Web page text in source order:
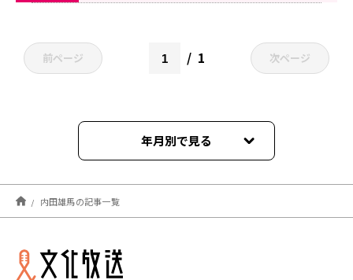
前ページ 1 次ページ
年月別で見る
2026年04月
2026年03月
2026年02月
内田雄馬の記事一覧